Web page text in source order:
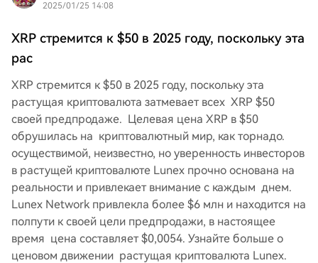
2025/01/25 14:08
XRP стремится к $50 в 2025 году, поскольку эта
рас
XRP стремится к $50 в 2025 году, поскольку эта
растущая криптовалюта затмевает всех XRP $50
своей предпродаже. Целевая цена XRP в $50
обрушилась на криптовалютный мир, как торнадо.
осуществимой, неизвестно, но уверенность инвесторов
в растущей криптовалюте Lunex прочно основана на
реальности и привлекает внимание с каждым днем.
Lunex Network привлекла более $6 млн и находится на
полпути к своей цели предпродажи, в настоящее
время цена составляет $0,0054. Узнайте больше о
ценовом движении растущая криптовалюта Lunex.